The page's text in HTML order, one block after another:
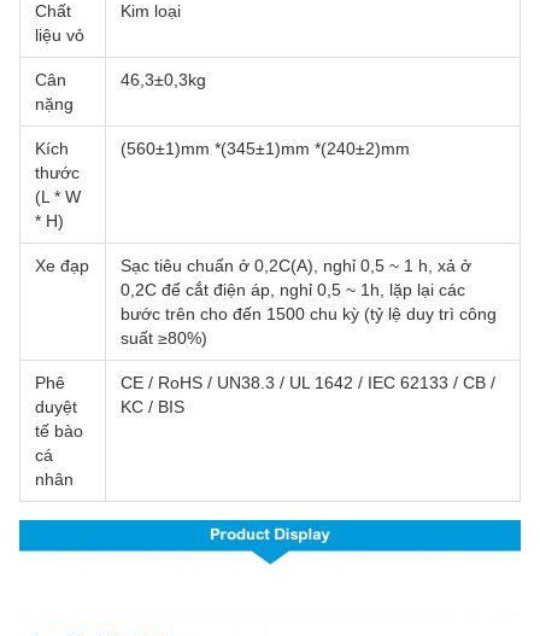
Chất
liệu vỏ
Kim loại
Cân
nặng
46,3±0,3kg
Kích
thước
(L * W
* H)
(560±1)mm *(345±1)mm *(240±2)mm
Xe đạp
Sạc tiêu chuẩn ở 0,2C(A), nghỉ 0,5 ~ 1 h, xả ở
0,2C để cắt điện áp, nghỉ 0,5 ~ 1h, lặp lại các
bước trên cho đến 1500 chu kỳ (tỷ lệ duy trì công
suất ≥80%)
Phê
duyệt
tế bào
cá
nhân
CE / RoHS / UN38.3 / UL 1642 / IEC 62133 / CB /
KC / BIS